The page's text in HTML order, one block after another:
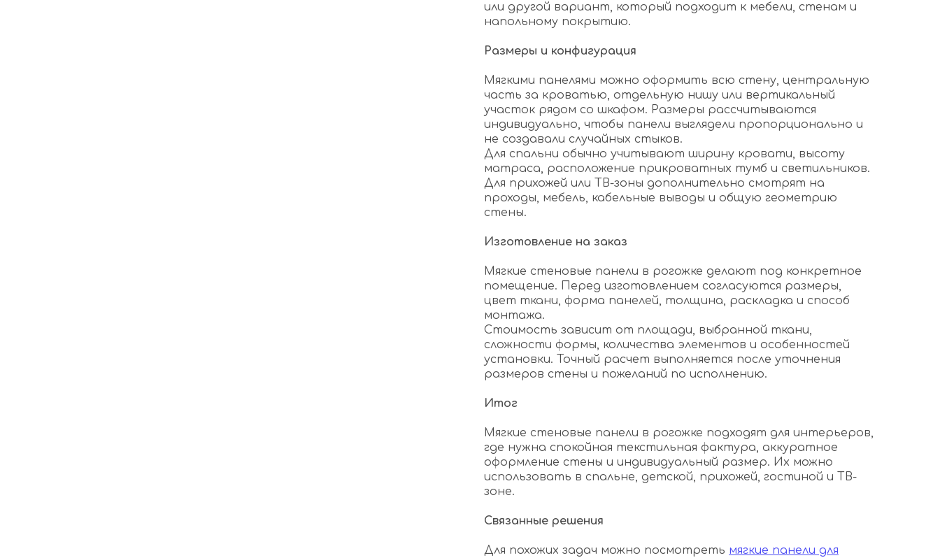
или другой вариант, который подходит к мебели, стенам и
напольному покрытию.
Размеры и конфигурация
Мягкими панелями можно оформить всю стену, центральную
часть за кроватью, отдельную нишу или вертикальный
участок рядом со шкафом. Размеры рассчитываются
индивидуально, чтобы панели выглядели пропорционально и
не создавали случайных стыков.
Для спальни обычно учитывают ширину кровати, высоту
матраса, расположение прикроватных тумб и светильников.
Для прихожей или ТВ-зоны дополнительно смотрят на
проходы, мебель, кабельные выводы и общую геометрию
стены.
Изготовление на заказ
Мягкие стеновые панели в рогожке делают под конкретное
помещение. Перед изготовлением согласуются размеры,
цвет ткани, форма панелей, толщина, раскладка и способ
монтажа.
Стоимость зависит от площади, выбранной ткани,
сложности формы, количества элементов и особенностей
установки. Точный расчет выполняется после уточнения
размеров стены и пожеланий по исполнению.
Итог
Мягкие стеновые панели в рогожке подходят для интерьеров,
где нужна спокойная текстильная фактура, аккуратное
оформление стены и индивидуальный размер. Их можно
использовать в спальне, детской, прихожей, гостиной и ТВ-
зоне.
Связанные решения
Для похожих задач можно посмотреть мягкие панели для